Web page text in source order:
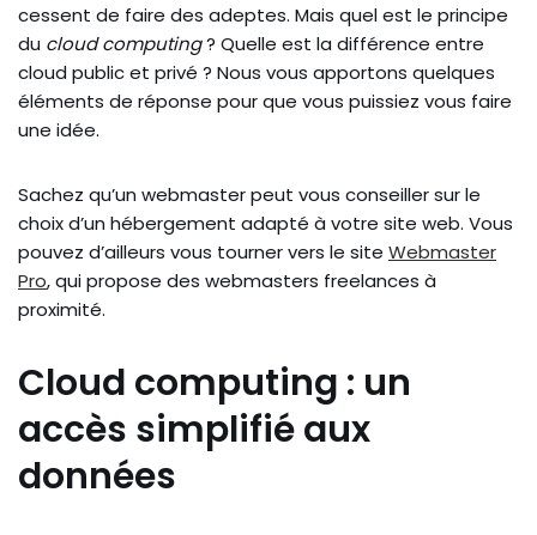
cessent de faire des adeptes. Mais quel est le principe
du cloud computing? Quelle est la différence entre
cloud public et privé ? Nous vous apportons quelques
éléments de réponse pour que vous puissiez vous faire
une idée.
Sachez qu’un webmaster peut vous conseiller sur le
choix d’un hébergement adapté à votre site web. Vous
pouvez d’ailleurs vous tourner vers le site Webmaster
Pro, qui propose des webmasters freelances à
proximité.
Cloud computing : un
accès simplifié aux
données